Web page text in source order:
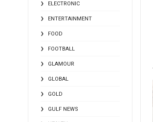
ELECTRONIC
ENTERTAINMENT
FOOD
FOOTBALL
GLAMOUR
GLOBAL
GOLD
GULF NEWS